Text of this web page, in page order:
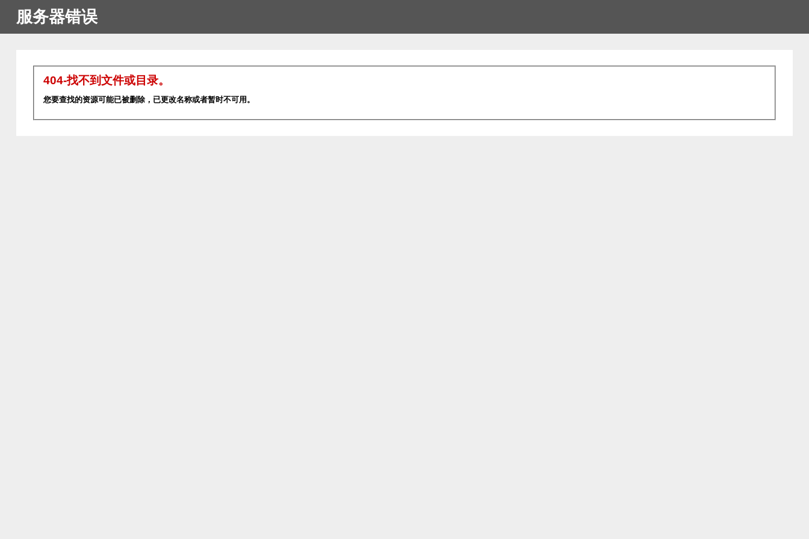
服务器错误
404-找不到文件或目录。
您要查找的资源可能已被删除，已更改名称或者暂时不可用。